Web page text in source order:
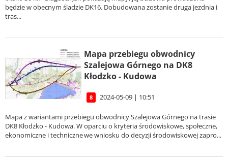
będzie w obecnym śladzie DK16. Dobudowana zostanie druga jezdnia i
tras...
Mapa przebiegu obwodnicy
Szalejowa Górnego na DK8
Kłodzko - Kudowa
8 2024-05-09 | 10:51
Mapa z wariantami przebiegu obwodnicy Szalejowa Górnego na trasie
DK8 Kłodzko - Kudowa. W oparciu o kryteria środowiskowe, społeczne,
ekonomiczne i techniczne we wniosku do decyzji środowiskowej zapro...